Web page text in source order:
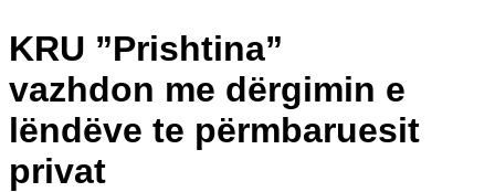
KRU ”Prishtina”
vazhdon me dërgimin e
lëndëve te përmbaruesit
privat